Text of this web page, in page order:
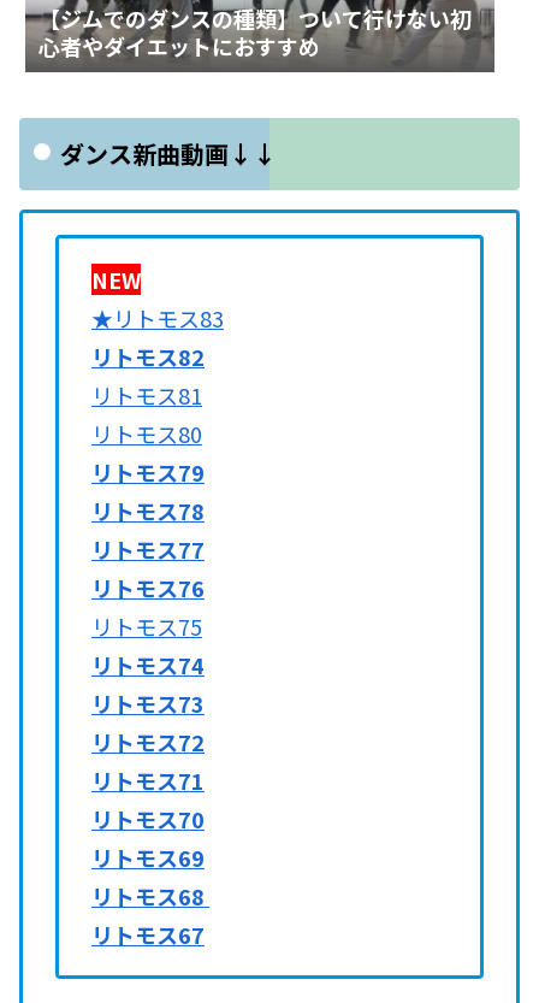
【ジムでのダンスの種類】ついて行けない初
心者やダイエットにおすすめ
ダンス新曲動画↓↓
NEW
★リトモス83
リトモス82
リトモス81
リトモス80
リトモス79
リトモス78
リトモス77
リトモス76
リトモス75
リトモス74
リトモス73
リトモス72
リトモス71
リトモス70
リトモス69
リトモス68
リトモス67